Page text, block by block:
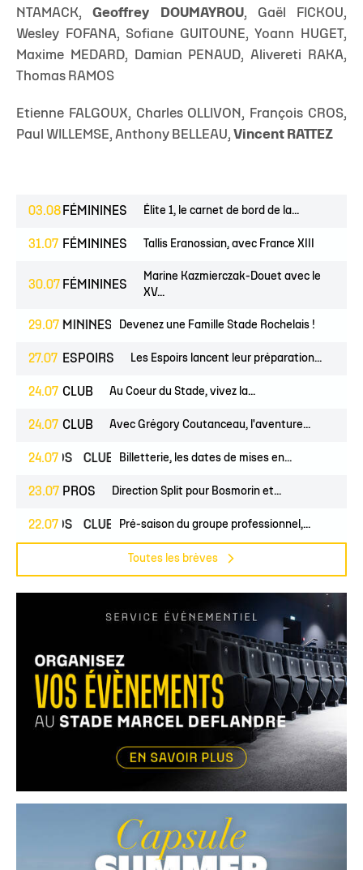
NTAMACK,Geoffrey DOUMAYROU, Gaël FICKOU,
Wesley FOFANA, Sofiane GUITOUNE, Yoann HUGET,
Maxime MEDARD, Damian PENAUD, Alivereti RAKA,
Thomas RAMOS
Etienne FALGOUX, Charles OLLIVON, François CROS,
Paul WILLEMSE, Anthony BELLEAU, Vincent RATTEZ
03.08 FÉMININES Élite 1, le carnet de bord de la...
31.07 FÉMININES Tallis Eranossian, avec France XIII
30.07 FÉMININES
Marine Kazmierczak-Douet avec le
XV...
29.07
FÉMININES CLUBDevenez une Famille Stade Rochelais !
27.07 ESPOIRS Les Espoirs lancent leur préparation...
24.07 CLUB Au Coeur du Stade, vivez la...
24.07 CLUB Avec Grégory Coutanceau, l'aventure...
24.07
PROS CLUB Billetterie, les dates de mises en...
23.07 PROS Direction Split pour Bosmorin et...
22.07
PROS CLUB Pré-saison du groupe professionnel,...
Toutes les brèves